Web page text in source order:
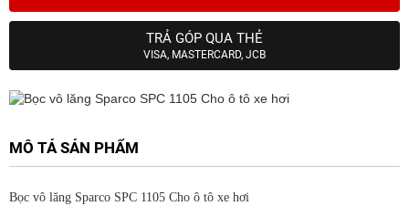
TRẢ GÓP QUA THẺ
VISA, MASTERCARD, JCB
MÔ TẢ SẢN PHẨM
Bọc vô lăng Sparco SPC 1105 Cho ô tô xe hơi